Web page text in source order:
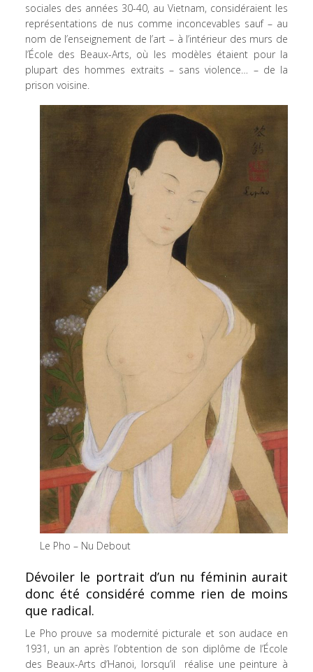
sociales des années 30-40, au Vietnam, considéraient les
représentations de nus comme inconcevables sauf – au
nom de l’enseignement de l’art – à l’intérieur des murs de
l’École des Beaux-Arts, où les modèles étaient pour la
plupart des hommes extraits – sans violence… – de la
prison voisine.
Le Pho – Nu Debout
Dévoiler le portrait d’un nu féminin aurait
donc été considéré comme rien de moins
que radical.
Le Pho prouve sa modernité picturale et son audace en
1931, un an après l’obtention de son diplôme de l’École
des Beaux-Arts d’Hanoi, lorsqu’il réalise une peinture à